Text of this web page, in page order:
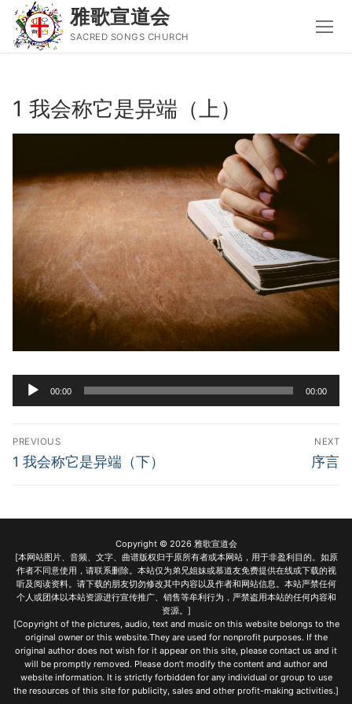
content
雅歌宣道会
SACRED SONGS CHURCH
Search
主页
主日讲道
圣经导读新唱
属灵书籍
宣教事工
神学研究
关于我们
1 我会称它是异端（上）
Audio
Player
00:00 00:00
Post
navigation
PREVIOUS
Previous
1 我会称它是异端（下）
NEXT
Next
序言
Copyright © 2026 雅歌宣道会
[本网站图片、音频、文字、曲谱版权归于原所有者或本网站，用于非盈利目的。如原
作者不同意使用，请联系删除。本站仅为弟兄姐妹或慕道友免费提供在线或下载的视
听及阅读资料。请下载的朋友切勿修改其中内容以及作者和网站信息。本站严禁任何
个人或团体以本站资源进行宣传推广、销售等牟利行为，严禁盗用本站的任何内容和
资源。]
[Copyright of the pictures, audio, text and music on this website belongs to the
original owner or this website.They are used for nonprofit purposes. If the
original author does not wish for it appear on this site, please contact us and it
will be promptly removed. Please don’t modify the content and author and
website information. It is strictly forbidden for any individual or group to use
the resources of this site for publicity, sales and other profit-making activities.]